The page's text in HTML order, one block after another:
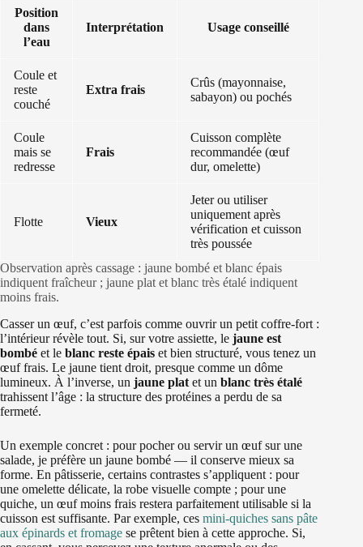
Position
dans
l’eau
Interprétation Usage conseillé
Coule et
reste
couché
Extra frais
Crûs (mayonnaise,
sabayon) ou pochés
Coule
mais se
redresse
Frais
Cuisson complète
recommandée (œuf
dur, omelette)
Flotte Vieux
Jeter ou utiliser
uniquement après
vérification et cuisson
très poussée
Observation après cassage : jaune bombé et blanc épais
indiquent fraîcheur ; jaune plat et blanc très étalé indiquent
moins frais.
Casser un œuf, c’est parfois comme ouvrir un petit coffre‑fort :
l’intérieur révèle tout. Si, sur votre assiette, le jaune est
bombé et le blanc reste épais et bien structuré, vous tenez un
œuf frais. Le jaune tient droit, presque comme un dôme
lumineux. À l’inverse, un jaune plat et un blanc très étalé
trahissent l’âge : la structure des protéines a perdu de sa
fermeté.
Un exemple concret : pour pocher ou servir un œuf sur une
salade, je préfère un jaune bombé — il conserve mieux sa
forme. En pâtisserie, certains contrastes s’appliquent : pour
une omelette délicate, la robe visuelle compte ; pour une
quiche, un œuf moins frais restera parfaitement utilisable si la
cuisson est suffisante. Par exemple, ces mini‑quiches sans pâte
aux épinards et fromage se prêtent bien à cette approche. Si,